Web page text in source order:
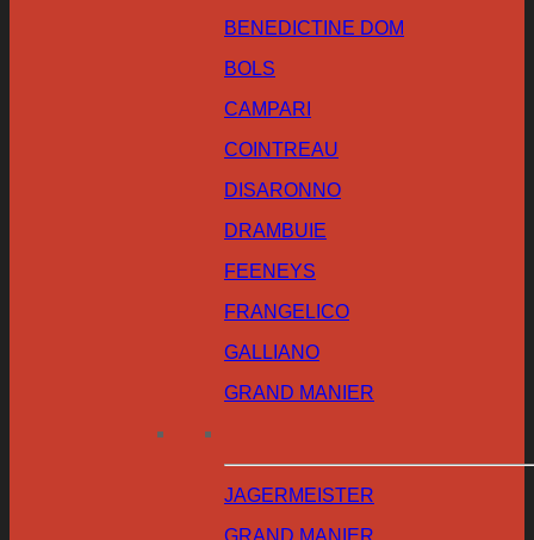
BENEDICTINE DOM
BOLS
CAMPARI
COINTREAU
DISARONNO
DRAMBUIE
FEENEYS
FRANGELICO
GALLIANO
GRAND MANIER
JAGERMEISTER